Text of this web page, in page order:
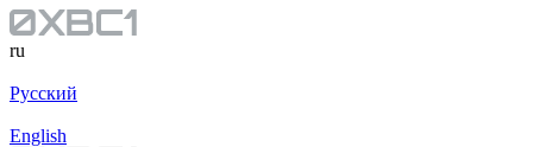
ru
Русский
English